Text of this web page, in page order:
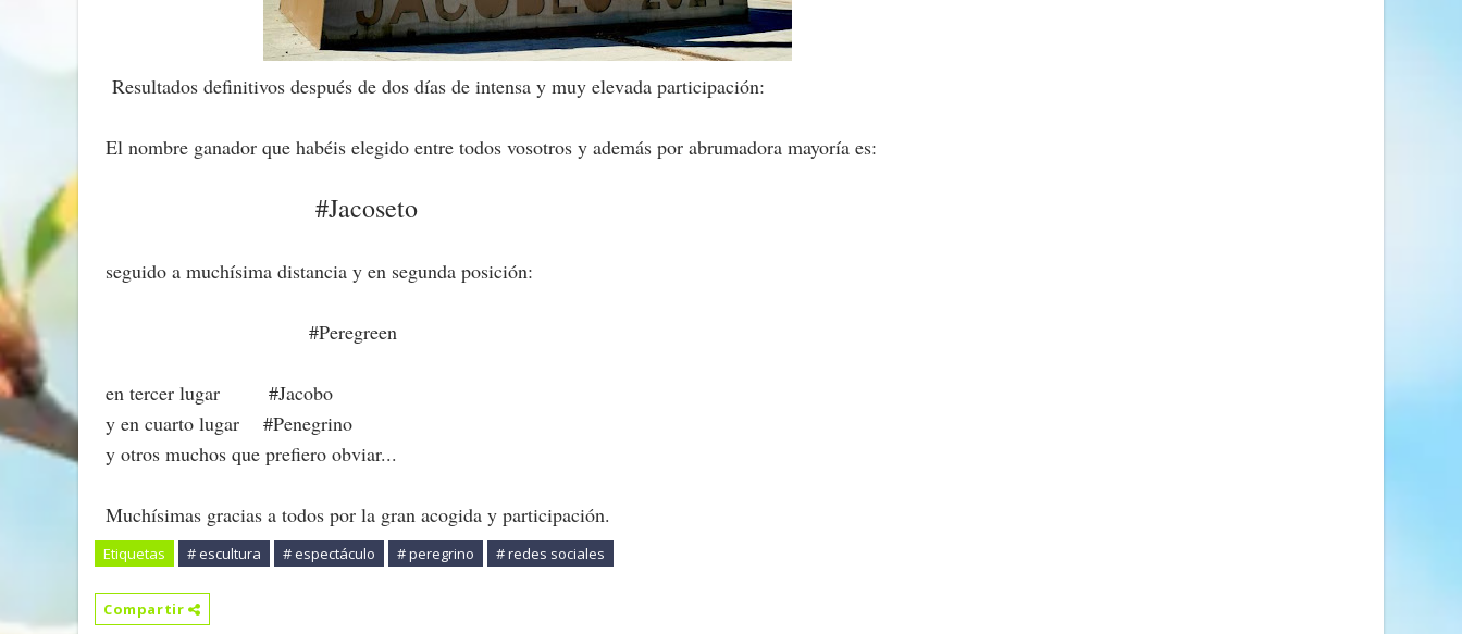
Resultados definitivos después de dos días de intensa y muy elevada participación:
El nombre ganador que habéis elegido entre todos vosotros y además por abrumadora mayoría es:
#Jacoseto
seguido a muchísima distancia y en segunda posición:
#Peregreen
en tercer lugar #Jacobo
y en cuarto lugar #Penegrino
y otros muchos que prefiero obviar...
Muchísimas gracias a todos por la gran acogida y participación.
Etiquetas # escultura # espectáculo # peregrino # redes sociales
Compartir